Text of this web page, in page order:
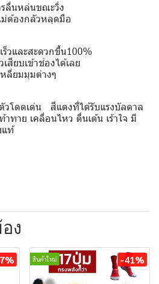
ลื่นหล่นขณะวิ่ง
ต้องกลัวหลุดมือ
วและสะดวกขึ้น100%
สียบเข้าช่องได้เลย
ลี่ยมมุมต่างๆ
โดดเด่น สีแดงที่ได้รับแรงบัลดาล
ทาย เคลื่อนไหว ตื่นเต้น เร้าใจ มี
แท้
ง
สินค้าใหม่ -41%